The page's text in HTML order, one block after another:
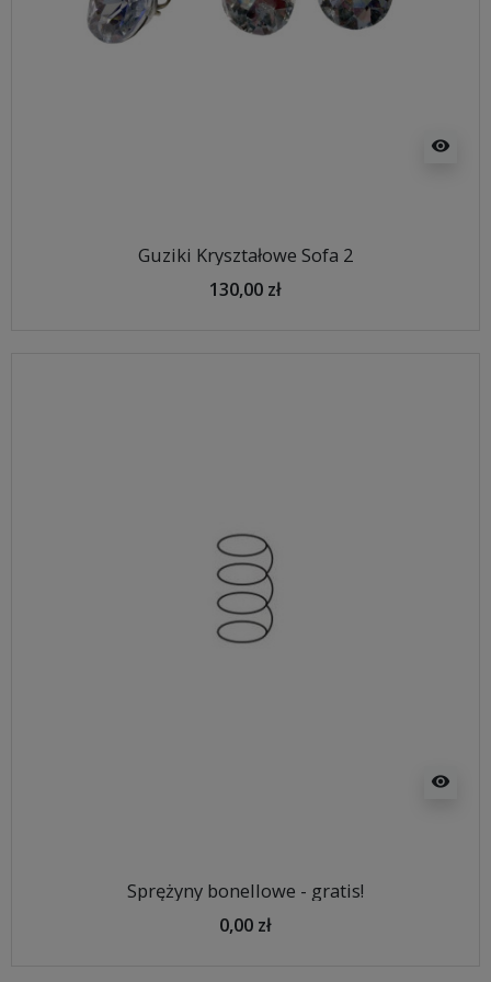
visibility
Guziki Kryształowe Sofa 2
130,00 zł
visibility
Sprężyny bonellowe - gratis!
0,00 zł